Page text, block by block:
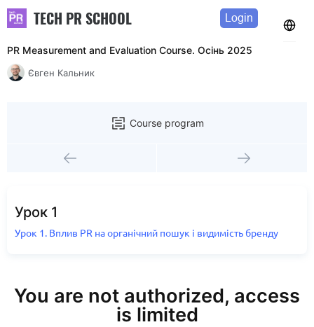
TECH PR SCHOOL Login
PR Measurement and Evaluation Course. Осінь 2025
Євген Кальник
Course program
Урок 1
Урок 1. Вплив PR на органічний пошук і видимість бренду
You are not authorized, access
is limited